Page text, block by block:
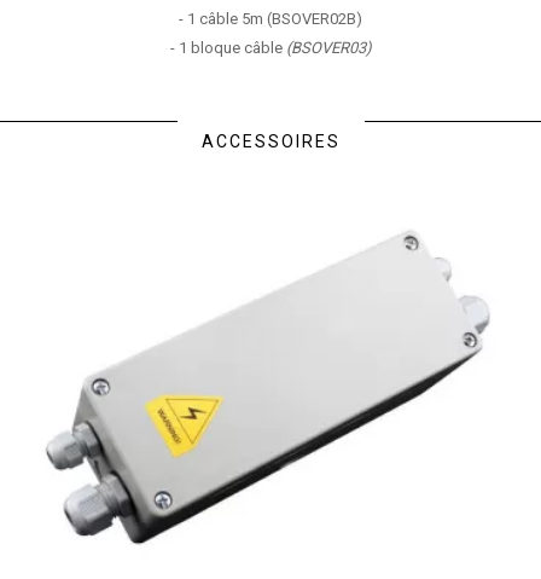
- 1 câble 5m (BSOVER02B)
-1 bloque câble (BSOVER03)
ACCESSOIRES